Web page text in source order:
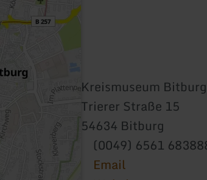
Kreismuseum
Trierer Straße 15
54634 Bitburg
(0049) 6561
Email